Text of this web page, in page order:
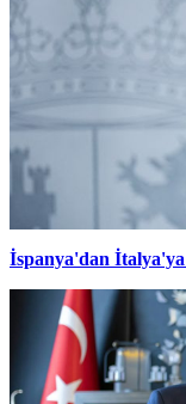
İspanya'dan